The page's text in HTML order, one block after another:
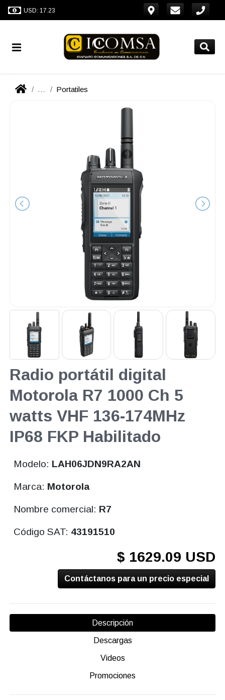
USD: 17.23
... Portatiles
Radio portátil digital
Motorola R7 1000 Ch 5
watts VHF 136-174MHz
IP68 FKP Habilitado
Modelo: LAH06JDN9RA2AN
Marca: Motorola
Nombre comercial: R7
Código SAT: 43191510
$ 1629.09 USD
Contáctanos para un precio especial
Descripción
Descargas
Videos
Promociones